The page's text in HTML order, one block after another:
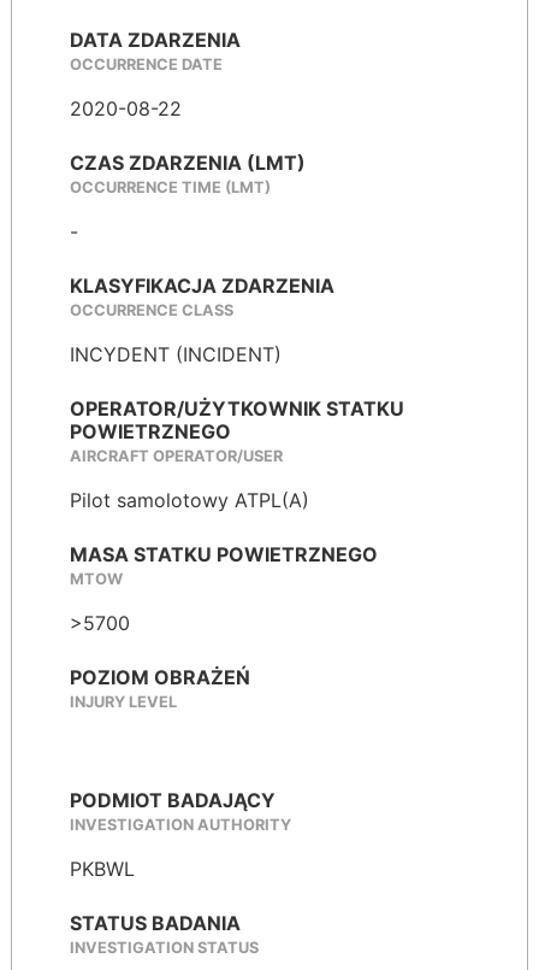
DATA ZDARZENIA
OCCURRENCE DATE
2020-08-22
CZAS ZDARZENIA (LMT)
OCCURRENCE TIME (LMT)
-
KLASYFIKACJA ZDARZENIA
OCCURRENCE CLASS
INCYDENT (INCIDENT)
OPERATOR/UŻYTKOWNIK STATKU
POWIETRZNEGO
AIRCRAFT OPERATOR/USER
Pilot samolotowy ATPL(A)
MASA STATKU POWIETRZNEGO
MTOW
>5700
POZIOM OBRAŻEŃ
INJURY LEVEL
PODMIOT BADAJĄCY
INVESTIGATION AUTHORITY
PKBWL
STATUS BADANIA
INVESTIGATION STATUS